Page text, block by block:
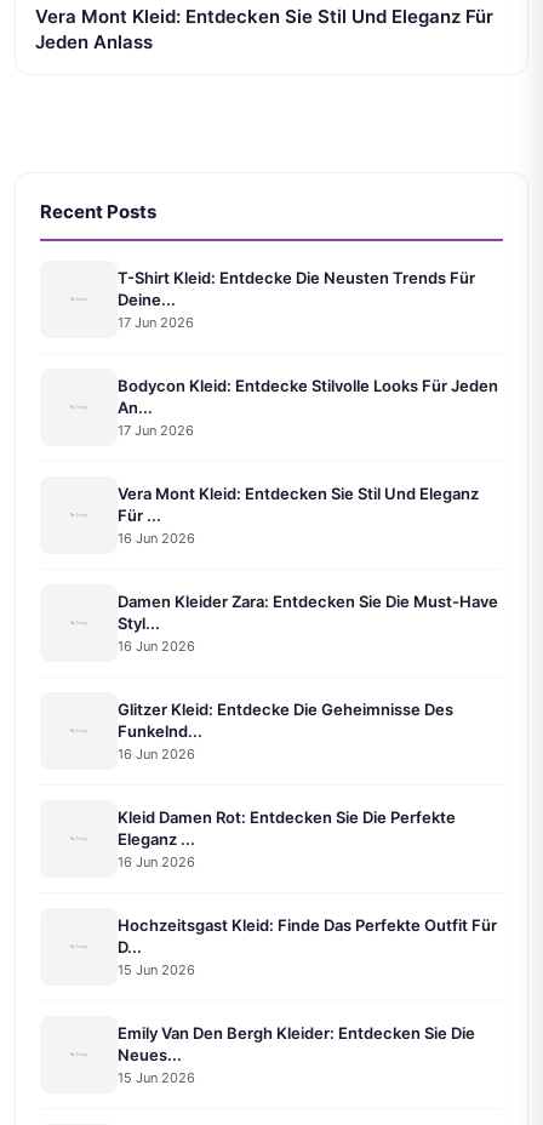
Vera Mont Kleid: Entdecken Sie Stil Und Eleganz Für
Jeden Anlass
Recent Posts
T-Shirt Kleid: Entdecke Die Neusten Trends Für
Deine...
17 Jun 2026
Bodycon Kleid: Entdecke Stilvolle Looks Für Jeden
An...
17 Jun 2026
Vera Mont Kleid: Entdecken Sie Stil Und Eleganz
Für ...
16 Jun 2026
Damen Kleider Zara: Entdecken Sie Die Must-Have
Styl...
16 Jun 2026
Glitzer Kleid: Entdecke Die Geheimnisse Des
Funkelnd...
16 Jun 2026
Kleid Damen Rot: Entdecken Sie Die Perfekte
Eleganz ...
16 Jun 2026
Hochzeitsgast Kleid: Finde Das Perfekte Outfit Für
D...
15 Jun 2026
Emily Van Den Bergh Kleider: Entdecken Sie Die
Neues...
15 Jun 2026